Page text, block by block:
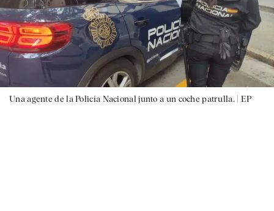
Una agente de la Policía Nacional junto a un coche patrulla. | EP